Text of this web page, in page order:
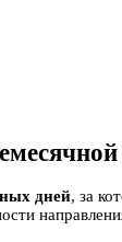
дней, за